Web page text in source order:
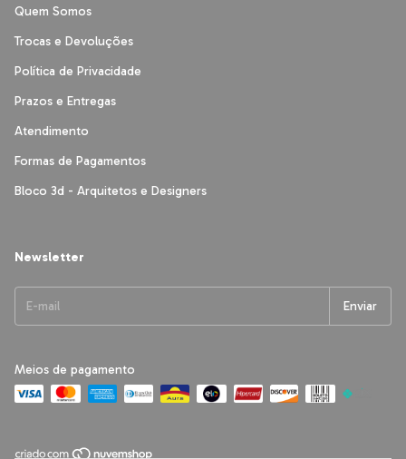
Quem Somos
Trocas e Devoluções
Política de Privacidade
Prazos e Entregas
Atendimento
Formas de Pagamentos
Bloco 3d - Arquitetos e Designers
Newsletter
Meios de pagamento